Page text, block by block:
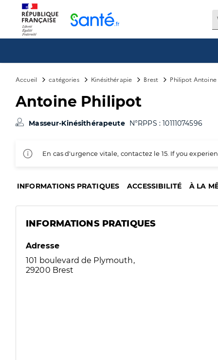
Accueil catégories Kinésithérapie Brest Philipot Antoine
Antoine Philipot
Masseur-Kinésithérapeute N°RPPS : 10111074596
En cas d'urgence vitale, contactez le 15. If you
INFORMATIONS PRATIQUES ACCESSIBILITÉ À LA
INFORMATIONS PRATIQUES
Adresse
101 boulevard de Plymouth,
29200 Brest
Panneau de gestion des cookies